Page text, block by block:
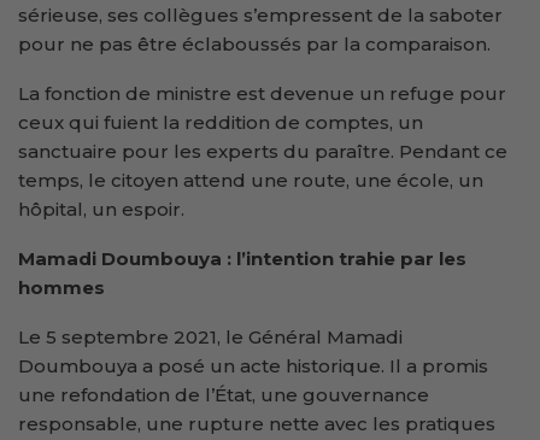
sérieuse, ses collègues s’empressent de la saboter
pour ne pas être éclaboussés par la comparaison.
La fonction de ministre est devenue un refuge pour
ceux qui fuient la reddition de comptes, un
sanctuaire pour les experts du paraître. Pendant ce
temps, le citoyen attend une route, une école, un
hôpital, un espoir.
Mamadi Doumbouya : l’intention trahie par les
hommes
Le 5 septembre 2021, le Général Mamadi
Doumbouya a posé un acte historique. Il a promis
une refondation de l’État, une gouvernance
responsable, une rupture nette avec les pratiques